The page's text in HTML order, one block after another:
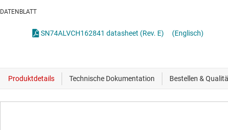
DATENBLATT
SN74ALVCH162841 datasheet (Rev. E) (Englisch)